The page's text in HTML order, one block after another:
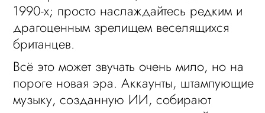
1990-х; просто наслаждайтесь редким и
драгоценным зрелищем веселящихся
британцев.
Всё это может звучать очень мило, но на
пороге новая эра. Аккаунты, штампующие
музыку, созданную ИИ, собирают